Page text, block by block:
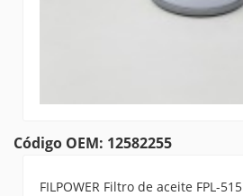
Código OEM: 12582255
FILPOWER Filtro de aceite FPL-515